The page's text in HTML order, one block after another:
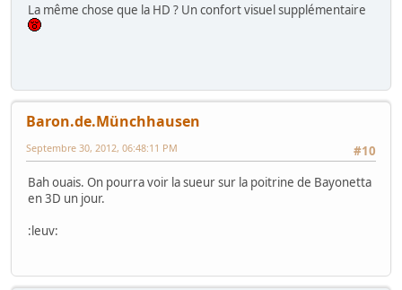
La même chose que la HD ? Un confort visuel supplémentaire
Baron.de.Münchhausen
#10
Septembre 30, 2012, 06:48:11 PM
Bah ouais. On pourra voir la sueur sur la poitrine de Bayonetta
en 3D un jour.
:leuv: